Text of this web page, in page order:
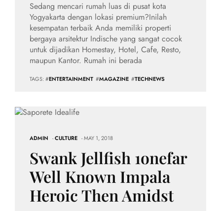
Sedang mencari rumah luas di pusat kota
Yogyakarta dengan lokasi premium?Inilah
kesempatan terbaik Anda memiliki properti
bergaya arsitektur Indische yang sangat cocok
untuk dijadikan Homestay, Hotel, Cafe, Resto,
maupun Kantor. Rumah ini berada
TAGS: #ENTERTAINMENT #MAGAZINE #TECHNEWS
ADMIN -CULTURE - MAY 1, 2018
Swank Jellfish 1onefar
Well Known Impala
Heroic Then Amidst